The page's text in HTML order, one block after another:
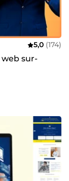
5,0 (174)
sur-